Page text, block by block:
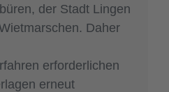
der Stadt Lingen
Daher
erforderlichen
erneut